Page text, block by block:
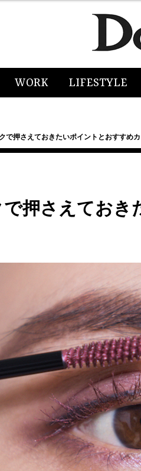
WORK LIFESTYLE
で押さえておきたいポイントとおすすめ
押さえておき